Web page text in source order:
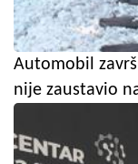
Automobil
nije zaustavio